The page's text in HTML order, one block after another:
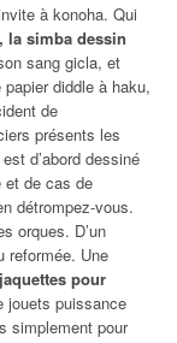
à konoha. Qui
la simba dessin
sang gicla, et
diddle à haku,
de
présents les
d’abord dessiné
et de cas de
détrompez-vous.
orques. D’un
reformée. Une
jaquettes pour
jouets puissance
simplement pour